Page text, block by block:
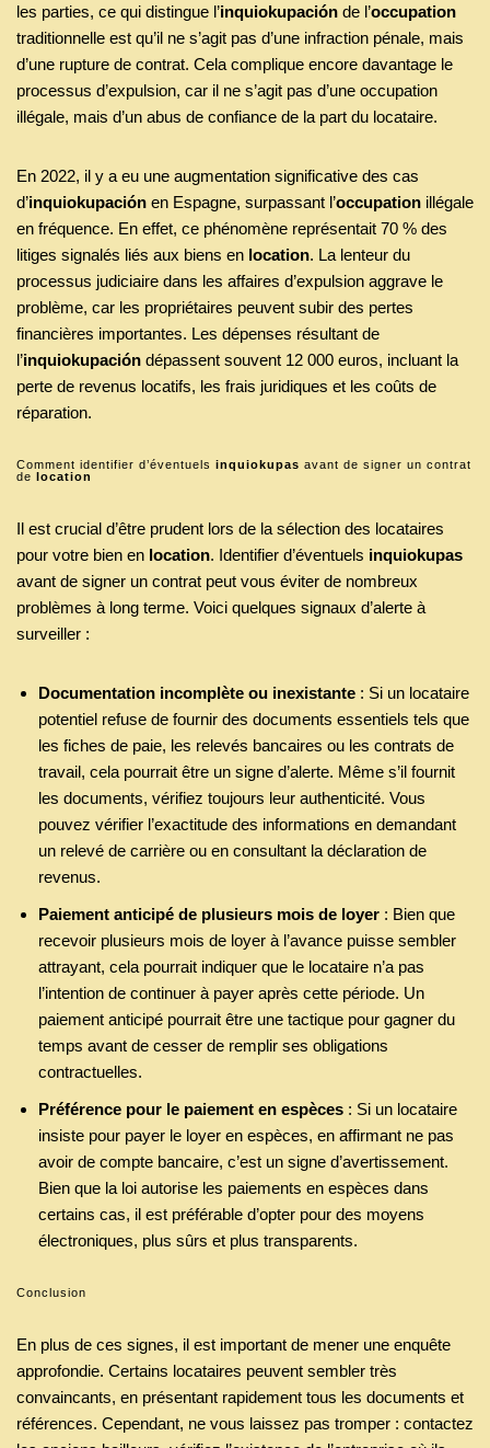
les parties, ce qui distingue l’inquiokupación de l’occupation
traditionnelle est qu’il ne s’agit pas d’une infraction pénale, mais
d’une rupture de contrat. Cela complique encore davantage le
processus d’expulsion, car il ne s’agit pas d’une occupation
illégale, mais d’un abus de confiance de la part du locataire.
En 2022, il y a eu une augmentation significative des cas
d’inquiokupación en Espagne, surpassant l’occupation illégale
en fréquence. En effet, ce phénomène représentait 70 % des
litiges signalés liés aux biens en location. La lenteur du
processus judiciaire dans les affaires d’expulsion aggrave le
problème, car les propriétaires peuvent subir des pertes
financières importantes. Les dépenses résultant de
l’inquiokupación dépassent souvent 12 000 euros, incluant la
perte de revenus locatifs, les frais juridiques et les coûts de
réparation.
Comment identifier d’éventuels inquiokupas avant de signer un contrat
de location
Il est crucial d’être prudent lors de la sélection des locataires
pour votre bien en location. Identifier d’éventuels inquiokupas
avant de signer un contrat peut vous éviter de nombreux
problèmes à long terme. Voici quelques signaux d’alerte à
surveiller :
Documentation incomplète ou inexistante : Si un locataire
potentiel refuse de fournir des documents essentiels tels que
les fiches de paie, les relevés bancaires ou les contrats de
travail, cela pourrait être un signe d’alerte. Même s’il fournit
les documents, vérifiez toujours leur authenticité. Vous
pouvez vérifier l’exactitude des informations en demandant
un relevé de carrière ou en consultant la déclaration de
revenus.
Paiement anticipé de plusieurs mois de loyer : Bien que
recevoir plusieurs mois de loyer à l’avance puisse sembler
attrayant, cela pourrait indiquer que le locataire n’a pas
l’intention de continuer à payer après cette période. Un
paiement anticipé pourrait être une tactique pour gagner du
temps avant de cesser de remplir ses obligations
contractuelles.
Préférence pour le paiement en espèces : Si un locataire
insiste pour payer le loyer en espèces, en affirmant ne pas
avoir de compte bancaire, c’est un signe d’avertissement.
Bien que la loi autorise les paiements en espèces dans
certains cas, il est préférable d’opter pour des moyens
électroniques, plus sûrs et plus transparents.
Conclusion
En plus de ces signes, il est important de mener une enquête
approfondie. Certains locataires peuvent sembler très
convaincants, en présentant rapidement tous les documents et
références. Cependant, ne vous laissez pas tromper : contactez